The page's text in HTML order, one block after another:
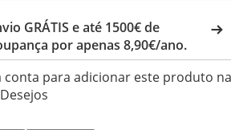
GRÁTIS e até 1500€ de
por apenas 8,90€/ano.
conta para adicionar este produto na